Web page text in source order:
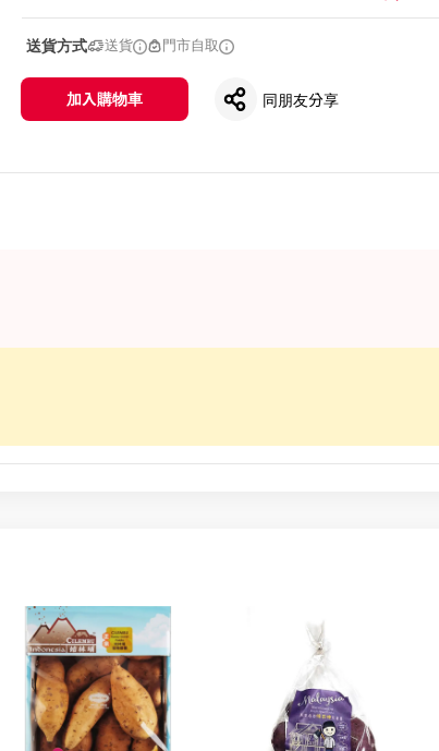
送貨方式 送貨 門市自取
加入購物車 同朋友分享